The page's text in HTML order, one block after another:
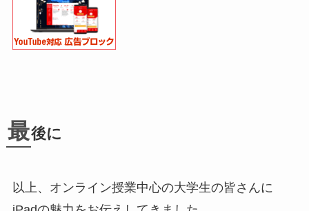
最後に
以上、オンライン授業中心の大学生の皆さんに